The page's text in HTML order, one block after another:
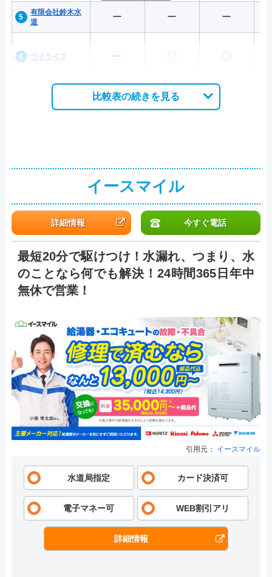
有限会社鈴木水
道
ー ー ー
ワイライフ ー 〇 〇
比較表の続きを見る
イースマイル
詳細情報 今すぐ電話
最短20分で駆けつけ！水漏れ、つまり、水
のことなら何でも解決！24時間365日年中
無休で営業！
引用元： イースマイル
水道局指定 カード決済可
電子マネー可 WEB割引アリ
詳細情報